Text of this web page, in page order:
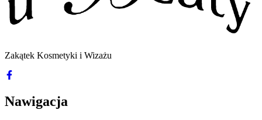
Zakątek Kosmetyki i Wizażu
Nawigacja